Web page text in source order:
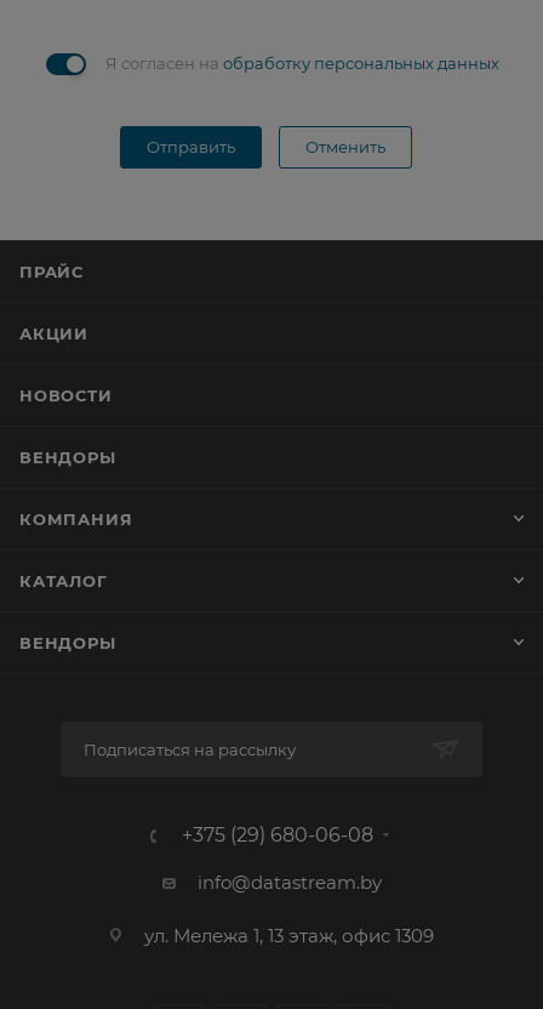
Я согласен на обработку персональных данных
Отправить Отменить
ПРАЙС
АКЦИИ
НОВОСТИ
ВЕНДОРЫ
КОМПАНИЯ
КАТАЛОГ
ВЕНДОРЫ
Подписаться на рассылку
+375 (29) 680-06-08
info@datastream.by
ул. Мележа 1, 13 этаж, офис 1309